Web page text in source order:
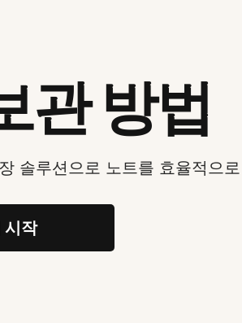
관 방법
솔루션으로 노트를 효율적으
시작